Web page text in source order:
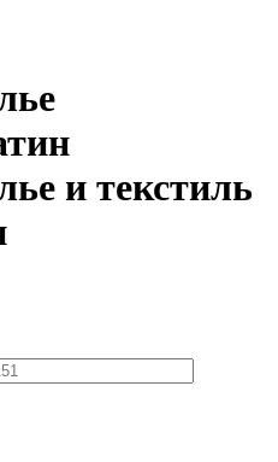
и текстиль